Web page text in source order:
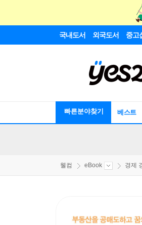
국내도서 외국도서 중고
빠른분야찾기 베스트
웰컴 eBook 경제